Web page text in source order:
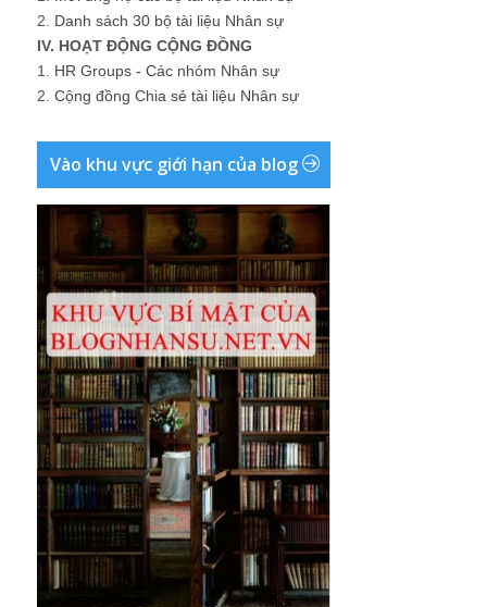
2. Danh sách 30 bộ tài liệu Nhân sự
IV. HOẠT ĐỘNG CỘNG ĐỒNG
1. HR Groups - Các nhóm Nhân sự
2. Cộng đồng Chia sẻ tài liệu Nhân sự
Vào khu vực giới hạn của blog